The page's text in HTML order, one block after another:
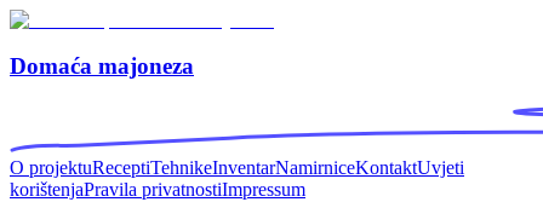
Domaća majoneza
O projektuReceptiTehnikeInventarNamirniceKontaktUvjeti
korištenjaPravila privatnostiImpressum